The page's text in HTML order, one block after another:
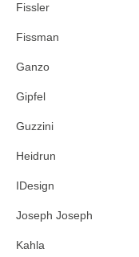
Fissler
Fissman
Ganzo
Gipfel
Guzzini
Heidrun
IDesign
Joseph Joseph
Kahla